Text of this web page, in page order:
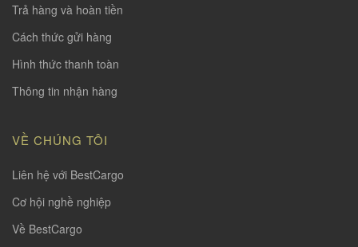
Trả hàng và hoàn tiền
Cách thức gửi hàng
Hình thức thanh toàn
Thông tin nhận hàng
VỀ CHÚNG TÔI
Liên hệ với BestCargo
Cơ hội nghề nghiệp
Về BestCargo